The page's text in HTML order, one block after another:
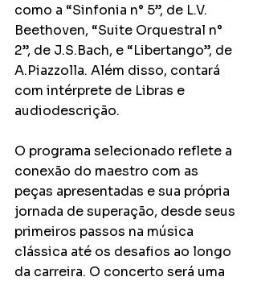
como a “Sinfonia n° 5”, de L.V.
Beethoven, “Suite Orquestral n°
2”, de J.S.Bach, e “Libertango”, de
A.Piazzolla. Além disso, contará
com intérprete de Libras e
audiodescrição.
O programa selecionado reflete a
conexão do maestro com as
peças apresentadas e sua própria
jornada de superação, desde seus
primeiros passos na música
clássica até os desafios ao longo
da carreira. O concerto será uma